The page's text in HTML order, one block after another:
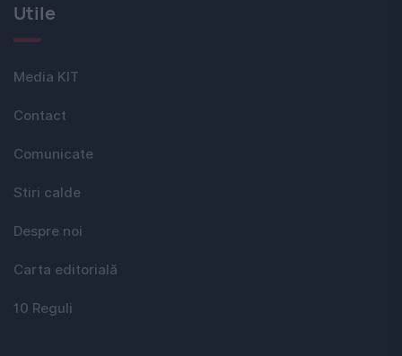
Utile
Media KIT
Contact
Comunicate
Stiri calde
Despre noi
Carta editorială
10 Reguli